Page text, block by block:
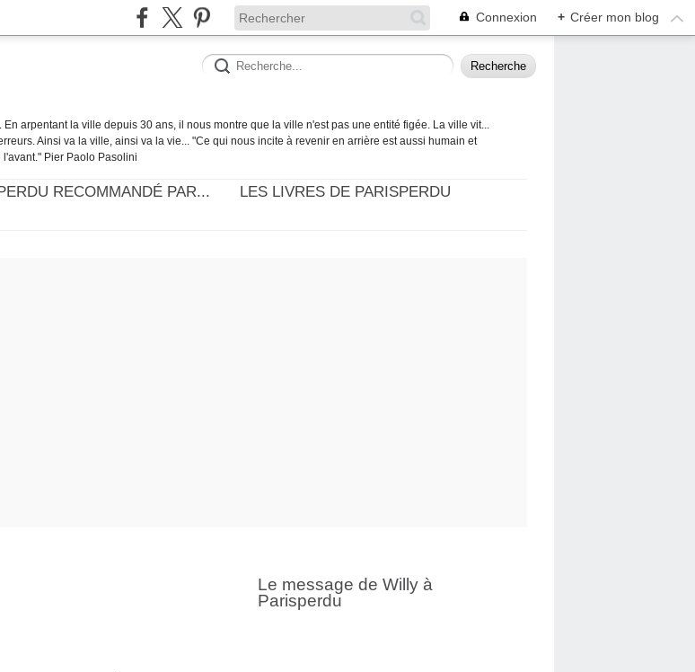
Connexion + Créer mon blog
arpentant la ville depuis 30 ans, il nous montre que la ville n'est pas une entité figée. La ville vit...
Ainsi va la ville, ainsi va la vie... "Ce qui nous incite à revenir en arrière est aussi humain et
Pier Paolo Pasolini
RECOMMANDÉ PAR...
LES LIVRES DE PARISPERDU
Le message de Willy à
Parisperdu